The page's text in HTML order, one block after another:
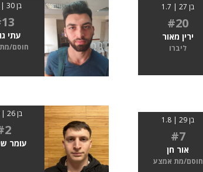
בן 27 | 1.7
#20
ירין מאור
ליברו
בן 30 | 189
עתי
חוסם/
בן 29 | 1.8
#7
אור חן
חוסם/מת אמצע
בן 26 | 1.80
עומר